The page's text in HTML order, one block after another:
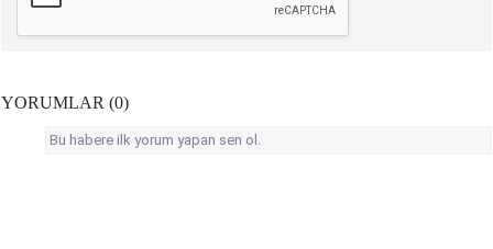
YORUMLAR (0)
Bu habere ilk yorum yapan sen ol.